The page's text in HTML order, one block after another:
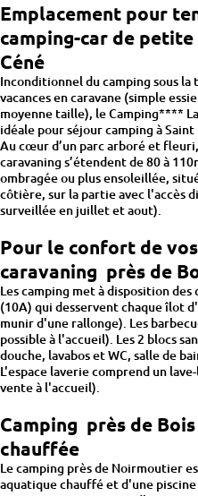
Emplacement pour
camping-car de
Céné
Inconditionnel du camping sous
vacances en caravane (simple
moyenne taille), le Camping****
idéale pour séjour camping à
Au cœur d’un parc arboré et
caravaning s’étendent de 80 à
ombragée ou plus ensoleillée,
côtière, sur la partie avec l'accès
surveillée en juillet et aout).
Pour le confort de
caravaning près de
Les camping met à disposition
(10A) qui desservent chaque îlot
munir d'une rallonge). Les
possible à l'accueil). Les 2 blocs
douche, lavabos et WC, salle de
L'espace laverie comprend un
vente à l'accueil).
Camping près de
chauffée
Le camping près de Noirmoutier
aquatique chauffé et d'une